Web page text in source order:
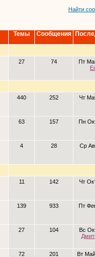
Найти
Темы Сообщения
27 74
Пт
440 252
Чт
63 157
Пн
4 28
Ср
11 142
Чт
139 933
Пт
27 104
Вс
72 201 Вт